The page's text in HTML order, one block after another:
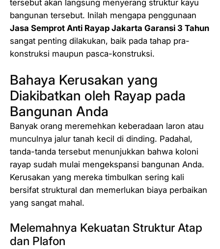
tersebut akan langsung menyerang struktur kayu
bangunan tersebut. Inilah mengapa penggunaan
Jasa Semprot Anti Rayap Jakarta Garansi 3 Tahun
sangat penting dilakukan, baik pada tahap pra-
konstruksi maupun pasca-konstruksi.
Bahaya Kerusakan yang
Diakibatkan oleh Rayap pada
Bangunan Anda
Banyak orang meremehkan keberadaan laron atau
munculnya jalur tanah kecil di dinding. Padahal,
tanda-tanda tersebut menunjukkan bahwa koloni
rayap sudah mulai mengekspansi bangunan Anda.
Kerusakan yang mereka timbulkan sering kali
bersifat struktural dan memerlukan biaya perbaikan
yang sangat mahal.
Melemahnya Kekuatan Struktur Atap
dan Plafon